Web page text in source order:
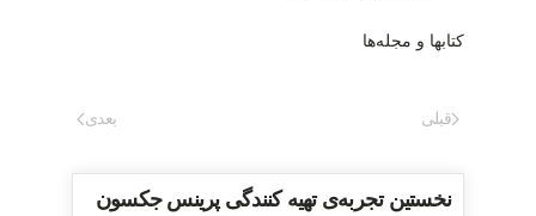
کتابها و مجله‌ها
قبلی بعدی
نخستین تجربه‌ی تهیه کنندگی پرینس جکسون